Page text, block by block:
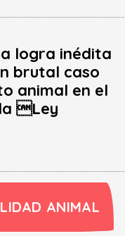
logra inédita
brutal caso
animal en el
Ley
ANIMAL